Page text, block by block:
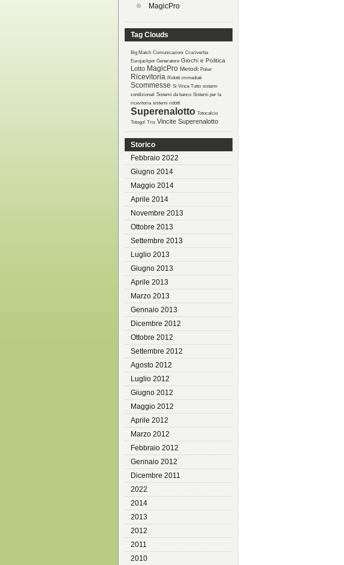
MagicPro
Tag Clouds
Big Match Comunicazioni Cruciverba
Eurojackpot Generatore Giochi e Politica
Lotto MagicPro Metodi Poker
Ricevitoria Ridotti immediati
Scommesse Si Vince Tutto sistemi
condizionati Sistemi da banco Sistemi per la
ricevitoria sistemi ridotti
Superenalotto Totocalcio
Totogol Tris Vincite Superenalotto
Storico
Febbraio 2022
Giugno 2014
Maggio 2014
Aprile 2014
Novembre 2013
Ottobre 2013
Settembre 2013
Luglio 2013
Giugno 2013
Aprile 2013
Marzo 2013
Gennaio 2013
Dicembre 2012
Ottobre 2012
Settembre 2012
Agosto 2012
Luglio 2012
Giugno 2012
Maggio 2012
Aprile 2012
Marzo 2012
Febbraio 2012
Gennaio 2012
Dicembre 2011
2022
2014
2013
2012
2011
2010